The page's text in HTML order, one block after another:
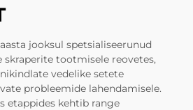
jooksul spetsialiseerunud
tootmisele reovetes,
vedelike setete
probleemide lahendamisele.
etappides kehtib range